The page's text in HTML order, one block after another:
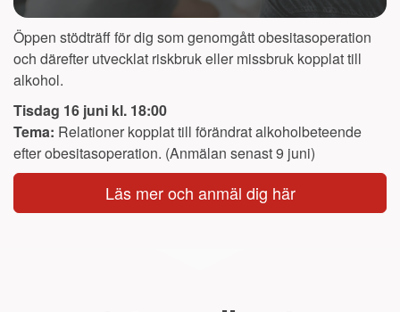
Öppen stödträff för dig som genomgått obesitasoperation
och därefter utvecklat riskbruk eller missbruk kopplat till
alkohol.
Tisdag 16 juni kl. 18:00
Tema: Relationer kopplat till förändrat alkoholbeteende
efter obesitasoperation. (Anmälan senast 9 juni)
Läs mer och anmäl dig här